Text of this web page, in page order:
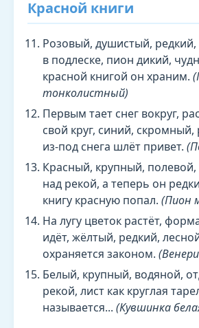
Красной книги
Розовый, душистый, редкий,
в подлеске, пион дикий,
красной книгой он храним.
тонколистный)
Первым тает снег вокруг,
свой круг, синий, скромный,
из-под снега шлёт привет.
Красный, крупный,
над рекой, а теперь он
книгу красную попал. (Пион
На лугу цветок растёт,
идёт, жёлтый, редкий,
охраняется законом.
Белый, крупный, водяной,
рекой, лист как круглая
называется... (Кувшинка